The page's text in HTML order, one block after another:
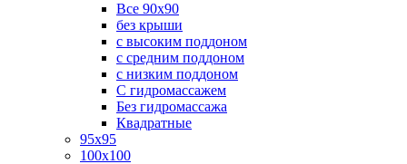
Все 90х90
без крыши
с высоким поддоном
с средним поддоном
с низким поддоном
С гидромассажем
Без гидромассажа
Квадратные
95х95
100х100